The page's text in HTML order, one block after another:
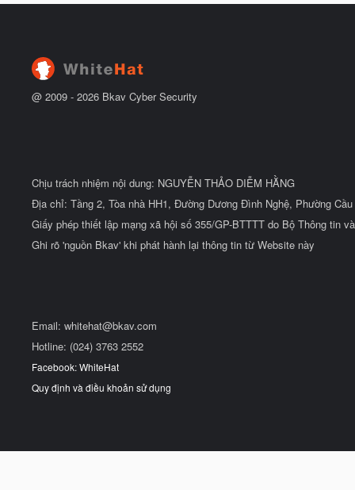
@ 2009 - 2026 Bkav Cyber Security
Chịu trách nhiệm nội dung: NGUYỄN THẢO DIỄM HẰNG
Địa chỉ: Tầng 2, Tòa nhà HH1, Đường Dương Đình Nghệ, Phường
Giấy phép thiết lập mạng xã hội số 355/GP-BTTTT do Bộ Thông tin
Ghi rõ 'nguồn Bkav' khi phát hành lại thông tin từ Website này
Email: whitehat@bkav.com
Hotline: (024) 3763 2552
Facebook: WhiteHat
Quy định và điều khoản sử dụng